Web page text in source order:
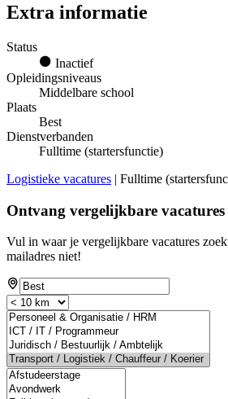
Extra informatie
Status
Inactief
Opleidingsniveaus
Middelbare school
Plaats
Best
Dienstverbanden
Fulltime (startersfunctie)
Logistieke vacatures | Fulltime
Ontvang vergelijkbare
Vul in waar je vergelijkbare vacatures
mailadres niet!